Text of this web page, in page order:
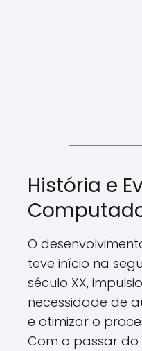
História e
O
teve início na
século XX,
necessidade de
e otimizar o
Com o passar do